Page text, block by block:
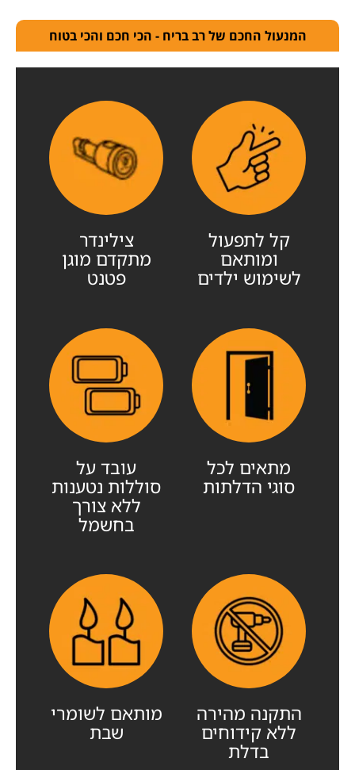
המנעול החכם של רב בריח - הכי חכם והכי בטוח
קל לתפעול
ומותאם
לשימוש ילדים
צילינדר
מתקדם מוגן
פטנט
מתאים לכל
סוגי הדלתות
עובד על
סוללות נטענות
ללא צורך
בחשמל
התקנה מהירה
ללא קידוחים
בדלת
מותאם לשומרי
שבת